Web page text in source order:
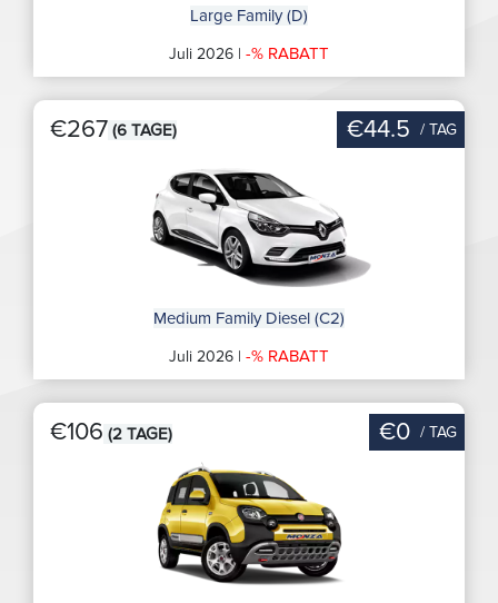
Large Family (D)
Juli 2026 | -% RABATT
€267 (6 TAGE) €44.5 / TAG
Medium Family Diesel (C2)
Juli 2026 | -% RABATT
€106 (2 TAGE) €0 / TAG